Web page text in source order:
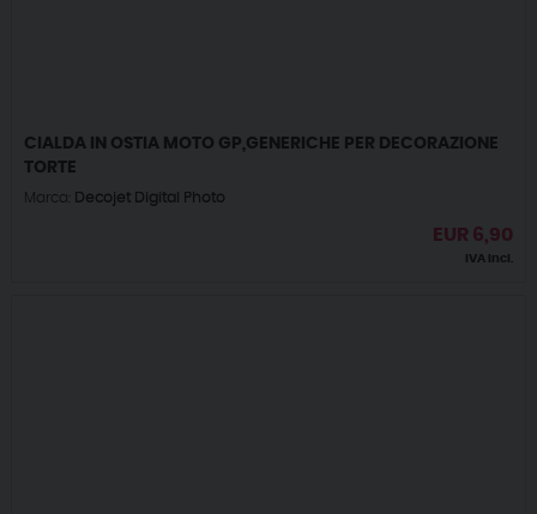
CIALDA IN OSTIA MOTO GP,GENERICHE PER DECORAZIONE
TORTE
Marca: Decojet Digital Photo
EUR 6,90
IVA incl.